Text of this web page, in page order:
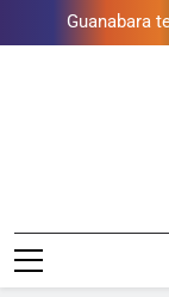
de
Guanabara
presentear o seu
Gastro Samba
Obra garante a
de
Guanabara
presentear o seu
Gastro Samba
Lins
Shopping
de